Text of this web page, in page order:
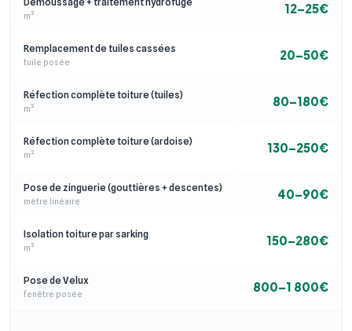
m² 12–25€
Remplacement de tuiles cassées
tuile posée 20–50€
Réfection complète toiture (tuiles)
m² 80–180€
Réfection complète toiture (ardoise)
m² 130–250€
Pose de zinguerie (gouttières + descentes)
mètre linéaire 40–90€
Isolation toiture par sarking
m² 150–280€
Pose de Velux
fenêtre posée 800–1 800€